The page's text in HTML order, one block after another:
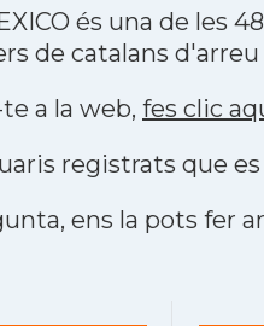
és una de les
de catalans
a la web, fes clic
registrats que
ens la pots fer